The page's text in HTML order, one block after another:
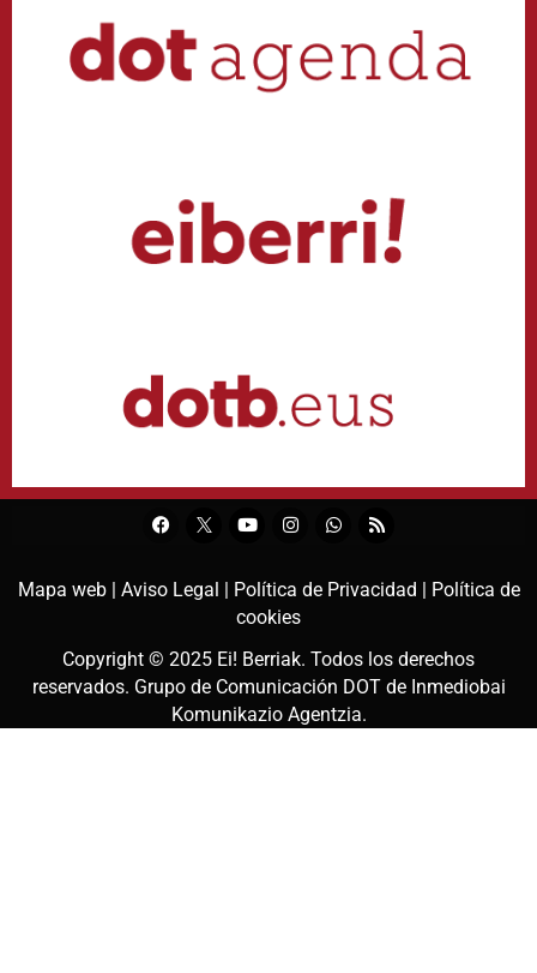
Mapa web | Aviso Legal | Política de Privacidad | Política de
cookies
Copyright © 2025 Ei! Berriak. Todos los derechos
reservados. Grupo de Comunicación DOT de Inmediobai
Komunikazio Agentzia.